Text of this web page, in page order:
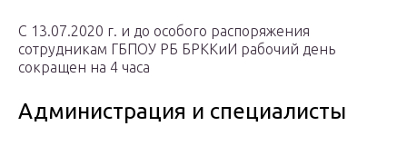
С 13.07.2020 г. и до особого распоряжения
сотрудникам ГБПОУ РБ БРККиИ рабочий день
сокращен на 4 часа
Администрация и специалисты